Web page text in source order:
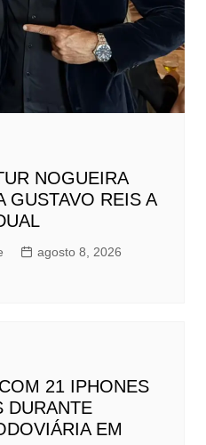
NOGUEIRA
GUSTAVO REIS A
agosto 8, 2026
21 IPHONES
DURANTE
EM